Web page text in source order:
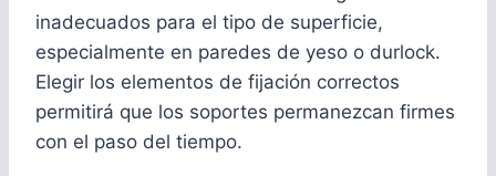
inadecuados para el tipo de superficie,
especialmente en paredes de yeso o durlock.
Elegir los elementos de fijación correctos
permitirá que los soportes permanezcan firmes
con el paso del tiempo.